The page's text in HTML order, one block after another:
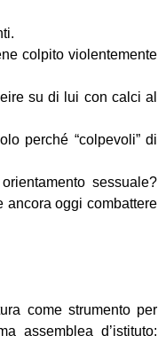
colpito violentemente
su di lui con calci al
perché “colpevoli” di
sessuale?
ancora oggi combattere
come strumento per
assemblea d’istituto: